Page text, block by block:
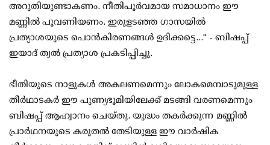
അറുതിയുണ്ടാകണം. നീതിപൂർവമായ സമാധാനം ഈ
മണ്ണിൽ പൂവണിയണം. ഇരുളടഞ്ഞ ഗാസയിൽ
പ്രത്യാശയുടെ പൊൻകിരണങ്ങൾ ഉദിക്കട്ടെ..." - ബിഷപ്പ്
ഇയാദ് ത്വൽ പ്രത്യാശ പ്രകടിപ്പിച്ചു.
ഭീതിയുടെ നാളുകൾ അകലണമെന്നും ലോകമെമ്പാടുമുള്ള
തീർഥാടകർ ഈ പുണ്യഭൂമിയിലേക്ക് മടങ്ങി വരണമെന്നും
ബിഷപ്പ് ആഹ്വാനം ചെയ്തു. യുദ്ധം തകർക്കുന്ന മണ്ണിൽ
പ്രാർഥനയുടെ കരുതൽ തേടിയുള്ള ഈ വാർഷിക